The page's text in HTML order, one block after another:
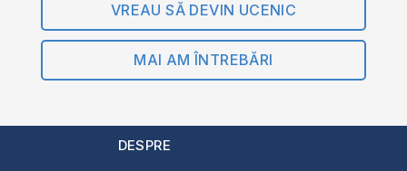
VREAU SĂ DEVIN UCENIC
MAI AM ÎNTREBĂRI
DESPRE